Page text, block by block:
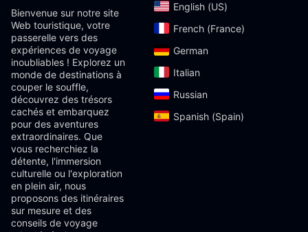
Bienvenue sur notre site
Web touristique, votre
passerelle vers des
expériences de voyage
inoubliables ! Explorez un
monde de destinations à
couper le souffle,
découvrez des trésors
cachés et embarquez
pour des aventures
extraordinaires. Que
vous recherchiez la
détente, l'immersion
culturelle ou l'exploration
en plein air, nous
proposons des itinéraires
sur mesure et des
conseils de voyage
English (US)‎
French (France)‎
German‎
Italian‎
Russian‎
Spanish (Spain)‎